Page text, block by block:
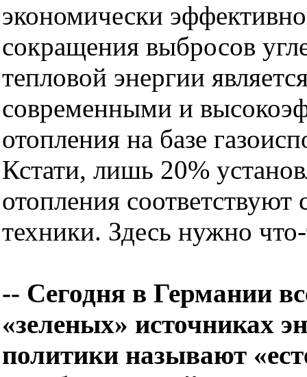
экономически
сокращения выбросов
тепловой энергии
современными и
отопления на базе
Кстати, лишь 20%
отопления
техники. Здесь нужно
-- Сегодня в Германии
«зеленых» источниках
политики называют